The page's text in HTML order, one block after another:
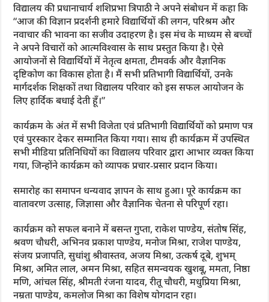
विद्यालय की प्रधानाचार्य शशिप्रभा त्रिपाठी ने अपने संबोधन में कहा कि
“आज की विज्ञान प्रदर्शनी हमारे विद्यार्थियों की लगन, परिश्रम और
नवाचार की भावना का सजीव उदाहरण है। इस मंच के माध्यम से बच्चों
ने अपने विचारों को आत्मविश्वास के साथ प्रस्तुत किया है। ऐसे
आयोजनों से विद्यार्थियों में नेतृत्व क्षमता, टीमवर्क और वैज्ञानिक
दृष्टिकोण का विकास होता है। मैं सभी प्रतिभागी विद्यार्थियों, उनके
मार्गदर्शक शिक्षकों तथा विद्यालय परिवार को इस सफल आयोजन के
लिए हार्दिक बधाई देती हूँ।”
कार्यक्रम के अंत में सभी विजेता एवं प्रतिभागी विद्यार्थियों को प्रमाण पत्र
एवं पुरस्कार देकर सम्मानित किया गया। साथ ही कार्यक्रम में उपस्थित
सभी मीडिया प्रतिनिधियों का विद्यालय परिवार द्वारा आभार व्यक्त किया
गया, जिन्होंने कार्यक्रम को व्यापक प्रचार‑प्रसार प्रदान किया।
समारोह का समापन धन्यवाद ज्ञापन के साथ हुआ। पूरे कार्यक्रम का
वातावरण उत्साह, जिज्ञासा और वैज्ञानिक चेतना से परिपूर्ण रहा।
कार्यक्रम को सफल बनाने में बसन्त गुप्ता, राकेश पाण्डेय, संतोष सिंह,
श्रवण चौधरी, अभिनव प्रकाश पाण्डेय, मनोज मिश्रा, राजेश पाण्डेय,
संजय प्रजापति, सुधांशु श्रीवास्तव, अजय मिश्रा, उत्कर्ष दूबे, शुभम्
मिश्रा, अमित लाल, अमन मिश्रा, सहित समन्वयक खुशबू, ममता, निष्ठा
मणि, आंचल सिंह, श्रीमती रंजना यादव, रीतू चौधरी, मधुप्रिया मिश्रा,
नम्रता पाण्डेय, कमलोज मिश्रा का विशेष योगदान रहा।